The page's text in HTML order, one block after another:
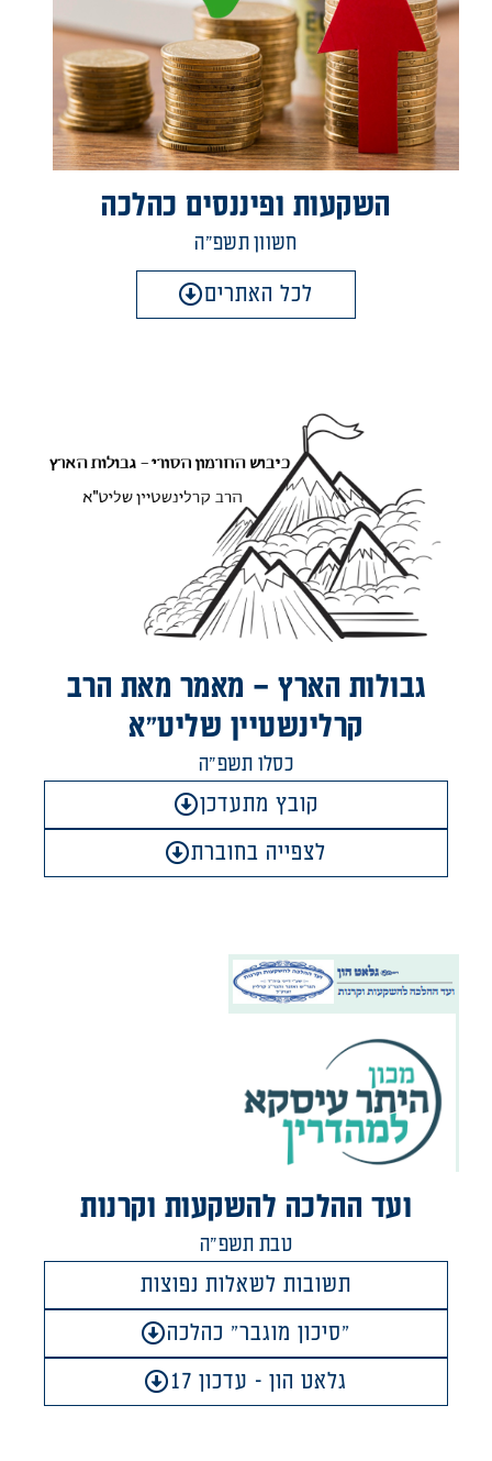
השקעות ופיננסים כהלכה
חשוון תשפ"ה
לכל האתרים
גבולות הארץ – מאמר מאת הרב
קרלינשטיין שליט"א
כסלו תשפ"ה
לצפייה בחוברת
קובץ מתעדכן
ועד ההלכה להשקעות וקרנות
טבת תשפ"ה
תשובות לשאלות נפוצות
גלאט הון - עדכון 17
"סיכון מוגבר" כהלכה